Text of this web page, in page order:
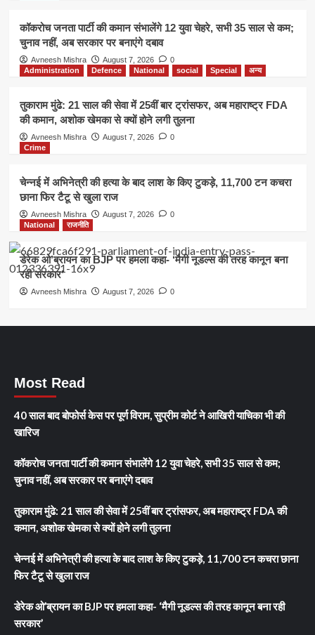
कॉकरोच जनता पार्टी की कमान संभालेंगे 12 युवा चेहरे, सभी 35 साल से कम;
चुनाव नहीं, अब सरकार पर बनाएंगे दबाव
Avneesh Mishra August 7, 2026
0
Administration
Defence National social Special अन्य
तुकाराम मुंढे: 21 साल की सेवा में 25वीं बार ट्रांसफर, अब महाराष्ट्र FDA
की कमान, अशोक खेमका से क्यों होने लगी तुलना
Avneesh Mishra August 7, 2026
0
Crime
चेन्नई में अभिनेत्री की हत्या के बाद लाश के किए टुकड़े, 11,700 टन कचरा
छाना फिर टैटू से खुला राज
Avneesh Mishra August 7, 2026
0
National
राजनीति
डेरेक ओ’ब्रायन का BJP पर हमला कहा- ‘मैगी नूडल्स की तरह कानून बना
रही सरकार’
Avneesh Mishra August 7, 2026 0
Most Read
40 साल बाद बोफोर्स केस पर पूर्ण विराम, सुप्रीम कोर्ट ने आखिरी याचिका भी की
खारिज
कॉकरोच जनता पार्टी की कमान संभालेंगे 12 युवा चेहरे, सभी 35 साल से कम;
चुनाव नहीं, अब सरकार पर बनाएंगे दबाव
तुकाराम मुंढे: 21 साल की सेवा में 25वीं बार ट्रांसफर, अब महाराष्ट्र FDA की
कमान, अशोक खेमका से क्यों होने लगी तुलना
चेन्नई में अभिनेत्री की हत्या के बाद लाश के किए टुकड़े, 11,700 टन कचरा छाना
फिर टैटू से खुला राज
डेरेक ओ’ब्रायन का BJP पर हमला कहा- ‘मैगी नूडल्स की तरह कानून बना रही
सरकार’